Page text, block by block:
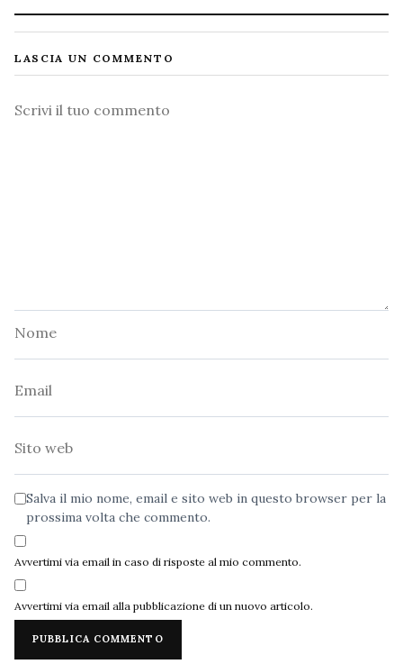
LASCIA UN COMMENTO
Commento
Salva il mio nome, email e sito web in questo browser per la
prossima volta che commento.
Avvertimi via email in caso di risposte al mio commento.
Avvertimi via email alla pubblicazione di un nuovo articolo.